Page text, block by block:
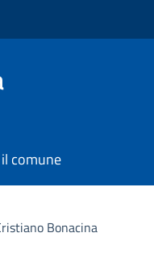
comune
Bonacina